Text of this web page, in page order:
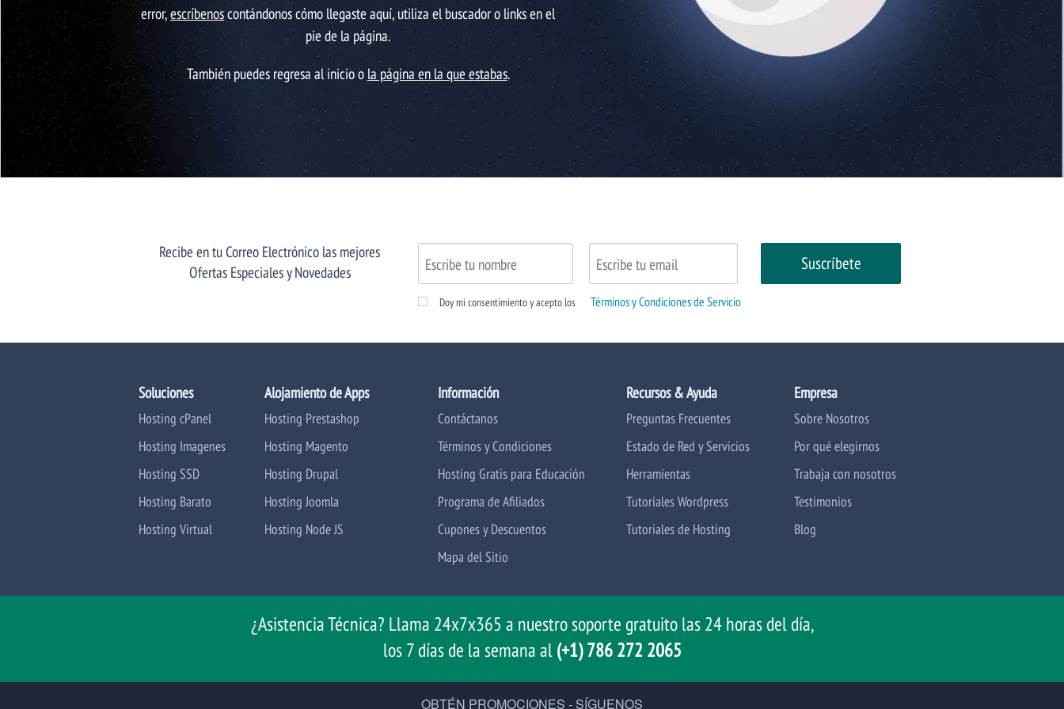
error,escríbenoscontándonos cómo llegaste aquí, utiliza el buscador o links en el
pie de la página.
También puedes regresa al inicio o la página en la que estabas.
Recibe en tu Correo Electrónico las mejores
Ofertas Especiales y Novedades
Doy mi consentimiento y acepto los Términos y Condiciones de Servicio
Soluciones
Hosting cPanel
Hosting Imagenes
Hosting SSD
Hosting Barato
Hosting Virtual
Alojamiento de Apps
Hosting Prestashop
Hosting Magento
Hosting Drupal
Hosting Joomla
Hosting Node JS
Información
Contáctanos
Términos y Condiciones
Hosting Gratis para Educación
Programa de Afiliados
Cupones y Descuentos
Mapa del Sitio
Recursos & Ayuda
Preguntas Frecuentes
Estado de Red y Servicios
Herramientas
Tutoriales Wordpress
Tutoriales de Hosting
Empresa
Sobre Nosotros
Por qué elegirnos
Trabaja con nosotros
Testimonios
Blog
¿Asistencia Técnica? Llama 24x7x365 a nuestro soporte gratuito las 24 horas del día,
los 7 días de la semana al(+1) 786 272 2065
OBTÉN PROMOCIONES - SÍGUENOS